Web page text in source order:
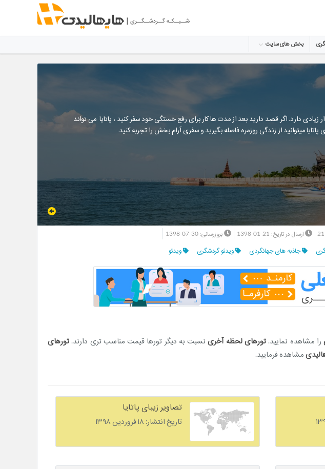
بخش های سایت
زیادی دارد. اگر قصد دارید بعد از مدت ها کار برای رفع خستگی خود سفر کنید ، پاتایا می تواند
پاتایا میتوانید از زندگی روزمره فاصله بگیرید و سفری آرام بخش را تجربه کنید.
ارسال در تاریخ: 1398-01-21 بروزرسانی: 1398-07-30
جاذبه های جهانگردی ویدئو گردشگری ویدئو
را مشاهده نمایید. تورهای لحظه آخرینسبت به دیگر تورها قیمت مناسب تری دارند. تورهای
مشاهده فرمایید.
تصاویر زیبای پاتایا
تاریخ انتشار: ۱۸ فروردین ۱۳۹۸